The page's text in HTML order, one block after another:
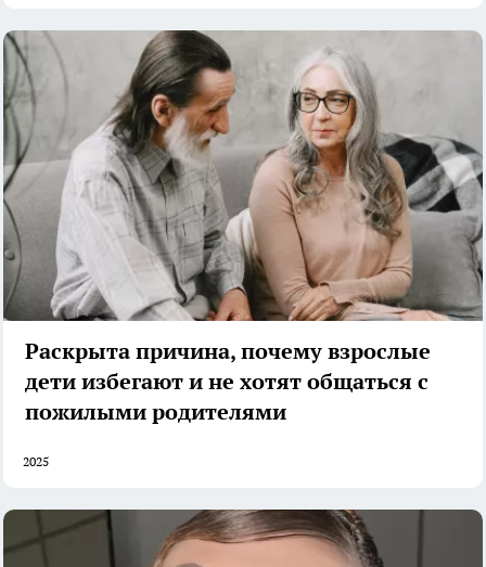
Раскрыта причина, почему взрослые
дети избегают и не хотят общаться с
пожилыми родителями
2025